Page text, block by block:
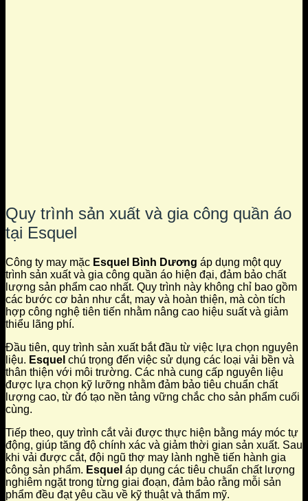
Quy trình sản xuất và gia công quần áo
tại Esquel
Công ty may mặc Esquel Bình Dương áp dụng một quy
trình sản xuất và gia công quần áo hiện đại, đảm bảo chất
lượng sản phẩm cao nhất. Quy trình này không chỉ bao gồm
các bước cơ bản như cắt, may và hoàn thiện, mà còn tích
hợp công nghệ tiên tiến nhằm nâng cao hiệu suất và giảm
thiểu lãng phí.
Đầu tiên, quy trình sản xuất bắt đầu từ việc lựa chọn nguyên
liệu. Esquel chú trọng đến việc sử dụng các loại vải bền và
thân thiện với môi trường. Các nhà cung cấp nguyên liệu
được lựa chọn kỹ lưỡng nhằm đảm bảo tiêu chuẩn chất
lượng cao, từ đó tạo nền tảng vững chắc cho sản phẩm cuối
cùng.
Tiếp theo, quy trình cắt vải được thực hiện bằng máy móc tự
động, giúp tăng độ chính xác và giảm thời gian sản xuất. Sau
khi vải được cắt, đội ngũ thợ may lành nghề tiến hành gia
công sản phẩm. Esquel áp dụng các tiêu chuẩn chất lượng
nghiêm ngặt trong từng giai đoạn, đảm bảo rằng mỗi sản
phẩm đều đạt yêu cầu về kỹ thuật và thẩm mỹ.